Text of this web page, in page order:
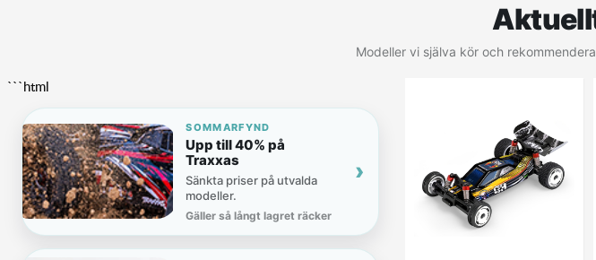
Modeller vi själva kör och
```html
SOMMARFYND
Upp till 40% på
Traxxas
Sänkta priser på utvalda
modeller.
Gäller så långt lagret räcker
›